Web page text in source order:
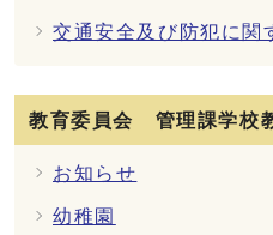
交通安全及び防犯に関
教育委員会 管理課学校
お知らせ
幼稚園